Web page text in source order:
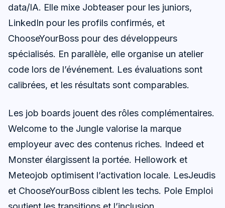
data/IA. Elle mixe Jobteaser pour les juniors,
LinkedIn pour les profils confirmés, et
ChooseYourBoss pour des développeurs
spécialisés. En parallèle, elle organise un atelier
code lors de l’événement. Les évaluations sont
calibrées, et les résultats sont comparables.
Les job boards jouent des rôles complémentaires.
Welcome to the Jungle valorise la marque
employeur avec des contenus riches. Indeed et
Monster élargissent la portée. Hellowork et
Meteojob optimisent l’activation locale. LesJeudis
et ChooseYourBoss ciblent les techs. Pole Emploi